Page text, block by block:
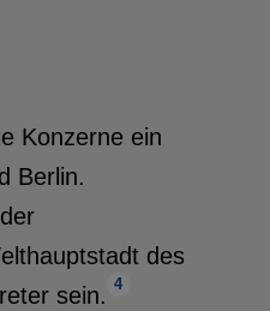
Konzerne ein
Berlin.
des
sein. 4